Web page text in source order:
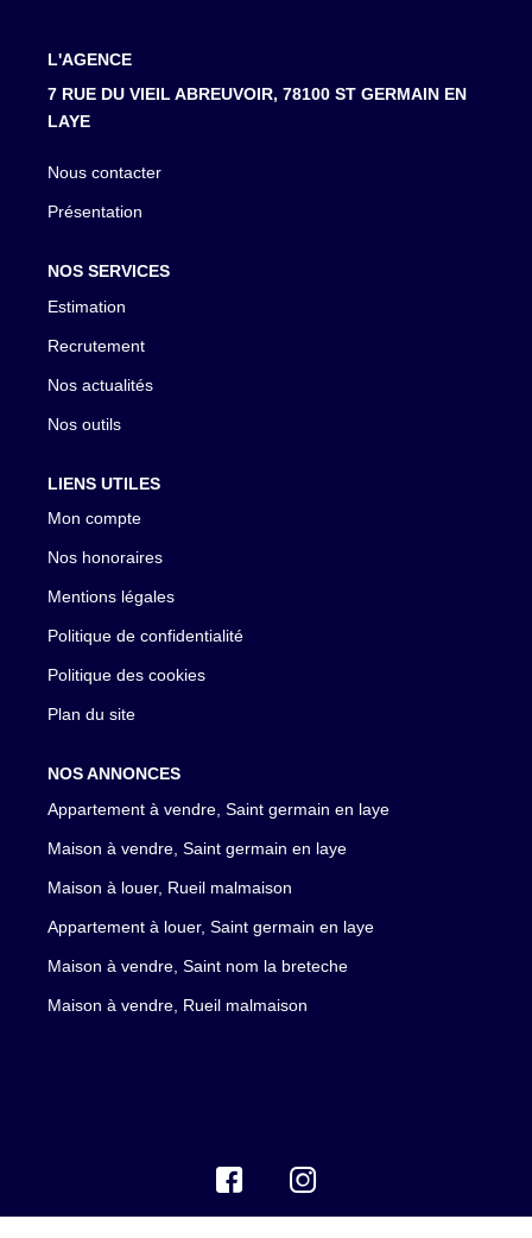
L'AGENCE
7 RUE DU VIEIL ABREUVOIR, 78100 ST GERMAIN EN
LAYE
Nous contacter
Présentation
NOS SERVICES
Estimation
Recrutement
Nos actualités
Nos outils
LIENS UTILES
Mon compte
Nos honoraires
Mentions légales
Politique de confidentialité
Politique des cookies
Plan du site
NOS ANNONCES
Appartement à vendre, Saint germain en laye
Maison à vendre, Saint germain en laye
Maison à louer, Rueil malmaison
Appartement à louer, Saint germain en laye
Maison à vendre, Saint nom la breteche
Maison à vendre, Rueil malmaison